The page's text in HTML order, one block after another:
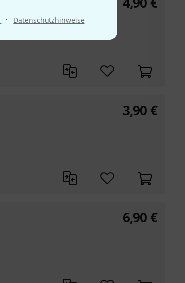
· Datenschutzhinweise
3,90 €
6,90 €